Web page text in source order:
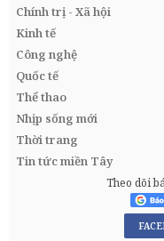
Chính trị - Xã hội
Kinh tế
Công nghệ
Quốc tế
Thể thao
Nhịp sống mới
Thời trang
Tin tức miền Tây
Theo dõi